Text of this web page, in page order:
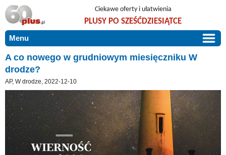
Ciekawe oferty i ułatwienia
PLUSY PO SZEŚĆDZIESIĄTCE
Menu
START
PROMOCJE
ARTYKUŁY
Szczególnie polecamy
Użyteczne porady
Szlachetne zdrowie
DLA BLISKICH
ZGŁOŚ OFERTĘ
O NAS
A co nowego w grudniowym miesięczniku W
drodze?
AP, W drodze, 2022-12-10